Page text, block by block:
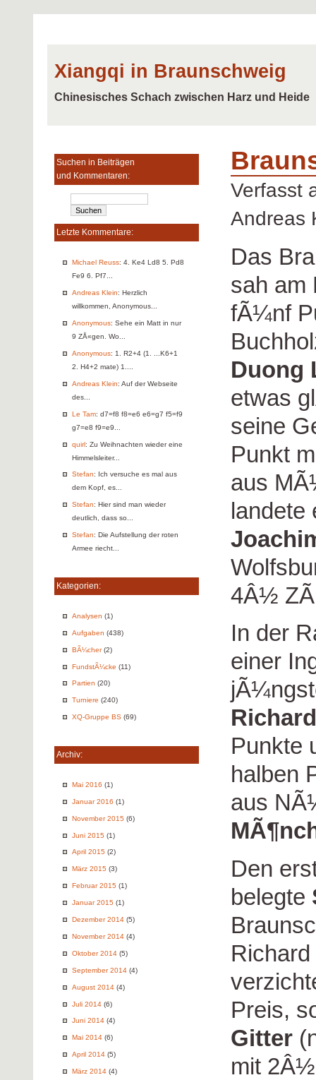
Xiangqi in Braunschweig
Chinesisches Schach zwischen Harz und Heide
Suchen in Beiträgen
und Kommentaren:
Letzte Kommentare:
Michael Reuss: 4. Ke4 Ld8 5. Pd8
Fe9 6. Pf7...
Andreas Klein: Herzlich
willkommen, Anonymous...
Anonymous: Sehe ein Matt in nur
9 ZÅ«gen. Wo...
Anonymous: 1. R2+4 (1. ...K6+1
2. H4+2 mate) 1....
Andreas Klein: Auf der Webseite
des...
Le Tam: d7=f8 f8=e6 e6=g7 f5=f9
g7=e8 f9=e9...
quirl: Zu Weihnachten wieder eine
Himmelsleiter...
Stefan: Ich versuche es mal aus
dem Kopf, es...
Stefan: Hier sind man wieder
deutlich, dass so...
Stefan: Die Aufstellung der roten
Armee riecht...
Kategorien:
Analysen (1)
Aufgaben (438)
BÃ¼cher(2)
FundstÃ¼cke (11)
Partien (20)
Turniere (240)
XQ-Gruppe BS (69)
Archiv:
Mai 2016 (1)
Januar 2016 (1)
November 2015 (6)
Juni 2015 (1)
April 2015 (2)
März 2015 (3)
Februar 2015 (1)
Januar 2015 (1)
Dezember 2014 (5)
November 2014 (4)
Oktober 2014 (5)
September 2014 (4)
August 2014 (4)
Juli 2014 (6)
Juni 2014 (4)
Mai 2014 (6)
April 2014 (5)
März 2014 (4)
Verfasst
Andreas
Das
sah am
fÃ¼nf
Duong
etwas
seine
Punkt
aus
landete
4Â½
In der
einer
Punkte
halben
aus
Den
belegte
Preis,
Gitter
mit